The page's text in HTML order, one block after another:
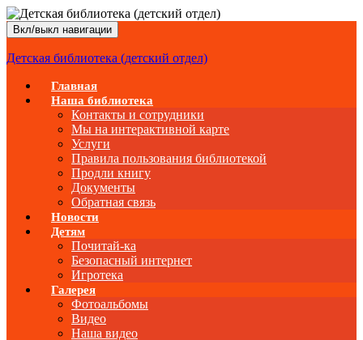
Вкл/выкл навигации
Детская библиотека (детский отдел)
Главная
Наша библиотека
Контакты и сотрудники
Мы на интерактивной карте
Услуги
Правила пользования библиотекой
Продли книгу
Документы
Обратная связь
Новости
Детям
Почитай-ка
Безопасный интернет
Игротека
Галерея
Фотоальбомы
Видео
Наша видео